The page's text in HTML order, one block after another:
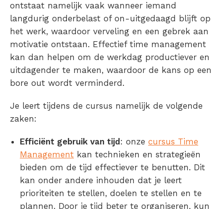
ontstaat namelijk vaak wanneer iemand
langdurig onderbelast of on-uitgedaagd blijft op
het werk, waardoor verveling en een gebrek aan
motivatie ontstaan. Effectief time management
kan dan helpen om de werkdag productiever en
uitdagender te maken, waardoor de kans op een
bore out wordt verminderd.
Je leert tijdens de cursus namelijk de volgende
zaken:
Efficiënt gebruik van tijd : onze cursus Time
Management kan technieken en strategieën
bieden om de tijd effectiever te benutten. Dit
kan onder andere inhouden dat je leert
prioriteiten te stellen, doelen te stellen en te
plannen. Door je tijd beter te organiseren, kun